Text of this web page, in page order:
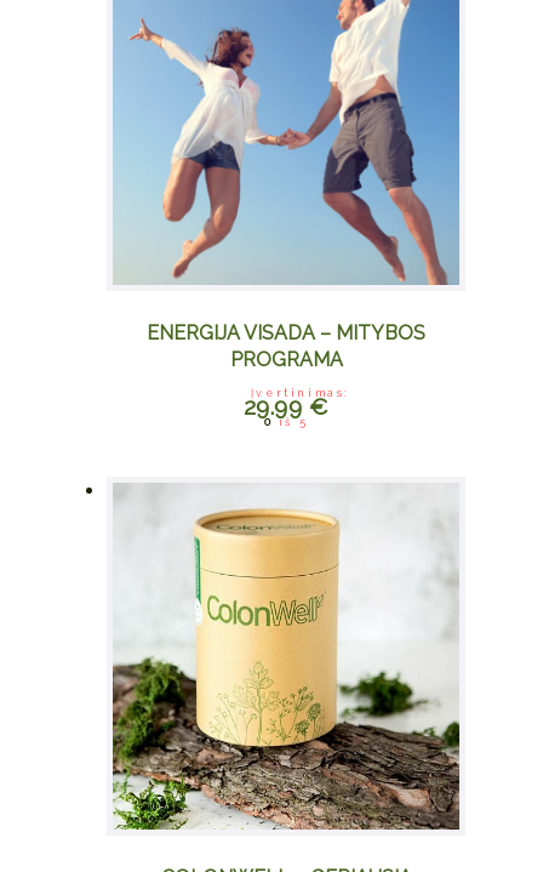
ENERGIJA VISADA – MITYBOS
PROGRAMA
Įvertinimas:
0 iš 5
29.99 €